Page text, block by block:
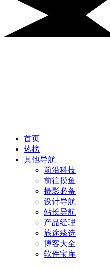
首页
热榜
其他导航
前沿科技
前往摸鱼
摄影必备
设计导航
站长导航
产品经理
旅途臻选
博客大全
软件宝库